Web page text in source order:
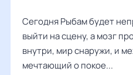
Сегодня Рыбам будет
выйти на сцену, а мозг
внутри, мир снаружи, и
мечтающий о покое...